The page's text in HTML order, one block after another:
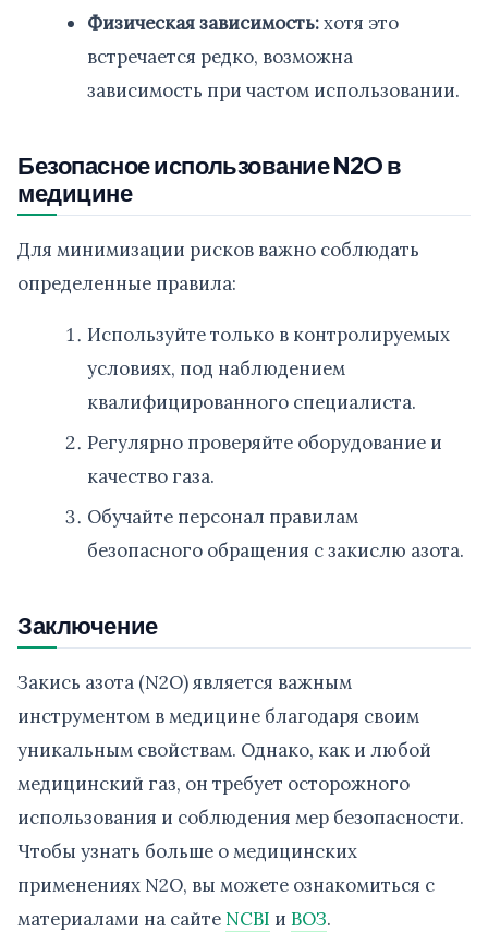
Физическая зависимость:хотя это
встречается редко, возможна
зависимость при частом использовании.
Безопасное использование N2O в
медицине
Для минимизации рисков важно соблюдать
определенные правила:
Используйте только в контролируемых
условиях, под наблюдением
квалифицированного специалиста.
Регулярно проверяйте оборудование и
качество газа.
Обучайте персонал правилам
безопасного обращения с закислю азота.
Заключение
Закись азота (N2O) является важным
инструментом в медицине благодаря своим
уникальным свойствам. Однако, как и любой
медицинский газ, он требует осторожного
использования и соблюдения мер безопасности.
Чтобы узнать больше о медицинских
применениях N2O, вы можете ознакомиться с
материалами на сайте NCBI и ВОЗ.